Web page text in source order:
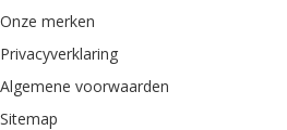
Onze merken
Privacyverklaring
Algemene voorwaarden
Sitemap